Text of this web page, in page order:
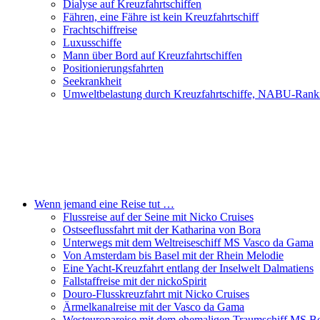
Dialyse auf Kreuzfahrtschiffen
Fähren, eine Fähre ist kein Kreuzfahrtschiff
Frachtschiffreise
Luxusschiffe
Mann über Bord auf Kreuzfahrtschiffen
Positionierungsfahrten
Seekrankheit
Umweltbelastung durch Kreuzfahrtschiffe, NABU-
Wenn jemand eine Reise tut …
Flussreise auf der Seine mit Nicko Cruises
Ostseeflussfahrt mit der Katharina von Bora
Unterwegs mit dem Weltreiseschiff MS Vasco da Gama
Von Amsterdam bis Basel mit der Rhein Melodie
Eine Yacht-Kreuzfahrt entlang der Inselwelt Dalmatiens
Fallstaffreise mit der nickoSpirit
Douro-Flusskreuzfahrt mit Nicko Cruises
Ärmelkanalreise mit der Vasco da Gama